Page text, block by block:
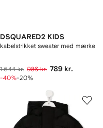
DSQUARED2 KIDS
kabelstrikket sweater med mærke
1.644 kr. 986 kr. 789 kr.
-40%-20%